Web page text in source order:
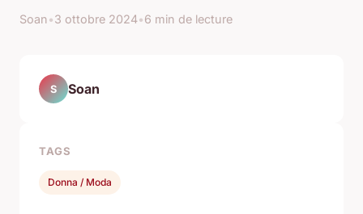
Soan•3 ottobre 2024•6 min de lecture
S Soan
TAGS
Donna / Moda